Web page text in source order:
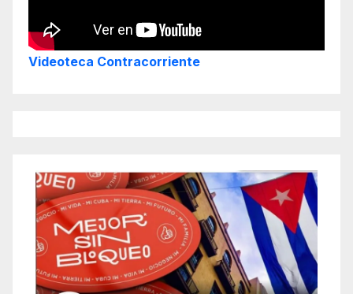
Videoteca Contracorriente